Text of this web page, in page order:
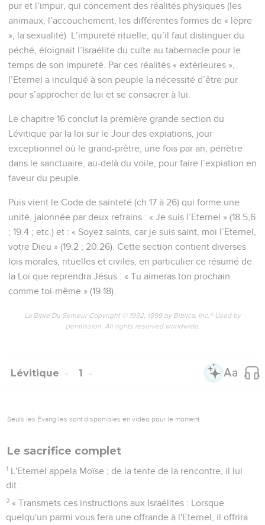
pur et l’impur, qui concernent des réalités physiques (les
animaux, l’accouchement, les différentes formes de « lèpre
», la sexualité). L’impureté rituelle, qu’il faut distinguer du
péché, éloignait l’Israélite du culte au tabernacle pour le
temps de son impureté. Par ces réalités « extérieures »,
l’Eternel a inculqué à son peuple la nécessité d’être pur
pour s’approcher de lui et se consacrer à lui.
Le chapitre 16 conclut la première grande section du
Lévitique par la loi sur le Jour des expiations, jour
exceptionnel où le grand-prêtre, une fois par an, pénètre
dans le sanctuaire, au-delà du voile, pour faire l’expiation en
faveur du peuple.
Puis vient le Code de sainteté (ch.17 à 26) qui forme une
unité, jalonnée par deux refrains : « Je suis l’Eternel » (18.5,6
; 19.4 ; etc.) et : « Soyez saints, car je suis saint, moi l’Eternel,
votre Dieu » (19.2 ; 20.26). Cette section contient diverses
lois morales, rituelles et civiles, en particulier ce résumé de
la Loi que reprendra Jésus : « Tu aimeras ton prochain
comme toi-même » (19.18).
La Bible Du Semeur Copyright © 1992, 1999 by Biblica, Inc.® Used by
permission. All rights reserved worldwide.
Lévitique 1
Seuls les Évangiles sont disponibles en vidéo pour le moment.
Le sacrifice complet
1 L'Eternel appela Moïse ; de la tente de la rencontre, il lui
dit :
2 « Transmets ces instructions aux Israélites : Lorsque
quelqu'un parmi vous fera une offrande à l'Eternel, il offrira